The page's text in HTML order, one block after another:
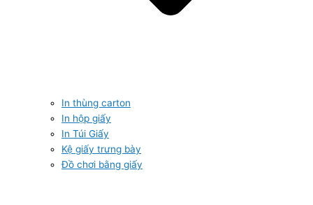
In thùng carton
In hộp giấy
In Túi Giấy
Kệ giấy trưng bày
Đồ chơi bằng giấy